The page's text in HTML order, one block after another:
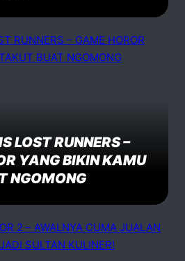
LOST RUNNERS –
YANG BIKIN KAMU
NGOMONG